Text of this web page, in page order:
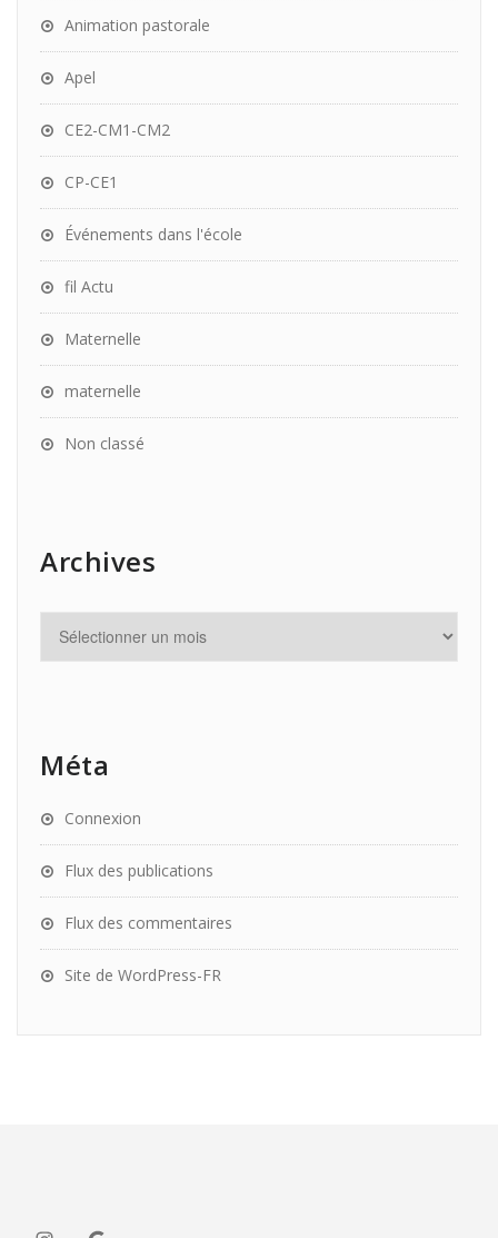
Animation pastorale
Apel
CE2-CM1-CM2
CP-CE1
Événements dans l'école
fil Actu
Maternelle
maternelle
Non classé
Archives
Méta
Connexion
Flux des publications
Flux des commentaires
Site de WordPress-FR